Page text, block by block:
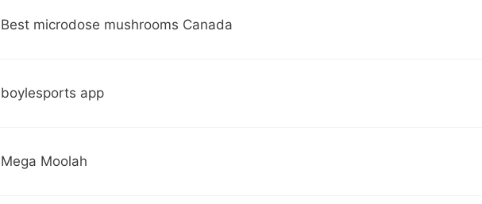
Best microdose mushrooms Canada
boylesports app
Mega Moolah